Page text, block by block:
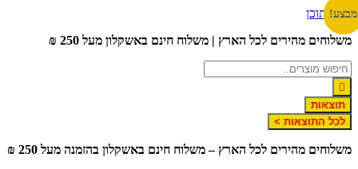
לתוכן
מהירים לכל הארץ | משלוח חינם באשקלון מעל 250 ₪
תוצאות
לכל התוצאות >
מהירים לכל הארץ – משלוח חינם באשקלון בהזמנה מעל 250 ₪